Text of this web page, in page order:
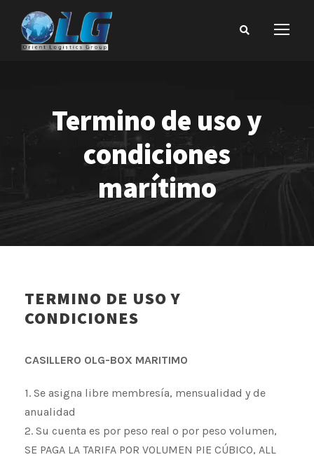
Termino de uso y
condiciones
marítimo
TERMINO DE USO Y
CONDICIONES
CASILLERO OLG-BOX MARITIMO
1. Se asigna libre membresía, mensualidad y de
anualidad
2. Su cuenta es por peso real o por peso volumen,
SE PAGA LA TARIFA POR VOLUMEN PIE CÚBICO, ALL